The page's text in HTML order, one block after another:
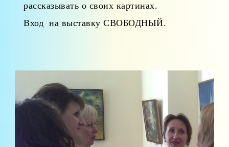
рассказывать о своих картинах.
Вход на выставку СВОБОДНЫЙ.